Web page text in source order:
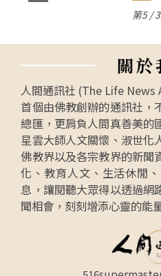
第5 /
關於
人間通訊社 (The Life News
首個由佛教創辦的通訊社，
總匯，更肩負人間真善美的
星雲大師人文關懷、淑世化
佛教界以及各宗教界的新聞
化、教育人文、生活休閒
息，讓閱聽大眾得以透過網
聞相會，刻刻增添心靈的能